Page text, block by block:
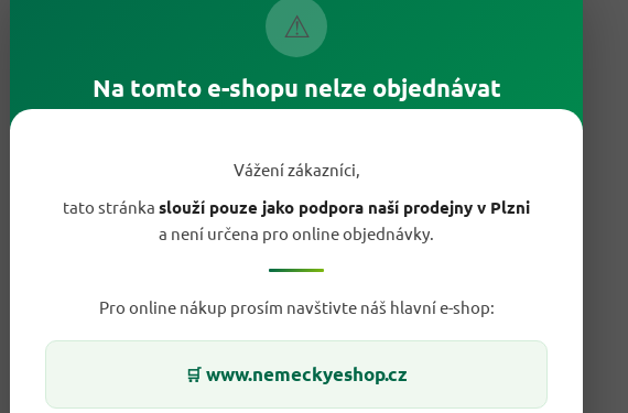
⚠
Na tomto e-shopu nelze objednávat
Vážení zákazníci,
tato stránka slouží pouze jako podpora naší prodejny v Plzni
a není určena pro online objednávky.
Pro online nákup prosím navštivte náš hlavní e-shop:
🛒 www.nemeckyeshop.cz